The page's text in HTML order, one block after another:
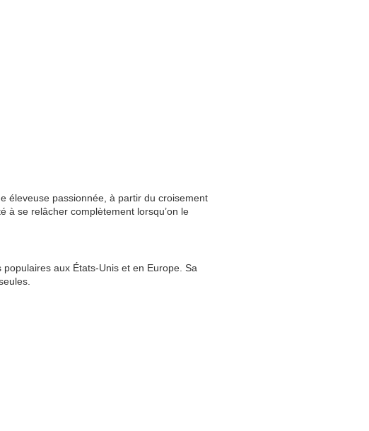
éleveuse passionnée, à partir du croisement
à se relâcher complètement lorsqu’on le
aux États-Unis et en Europe. Sa